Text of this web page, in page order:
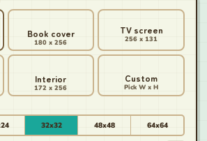
Book cover
180 x 256
TV screen
256 x 131
Interior
172 x 256
Custom
Pick W x H
32x32 48x48 64x64